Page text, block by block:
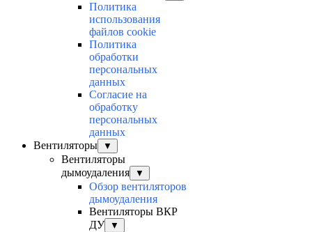
Политика
использования
файлов cookie
Политика
обработки
персональных
данных
Согласие на
обработку
персональных
данных
Вентиляторы
▼
Вентиляторы
дымоудаления
▼
Обзор вентиляторов
дымоудаления
Вентиляторы ВКР
ДУ
▼